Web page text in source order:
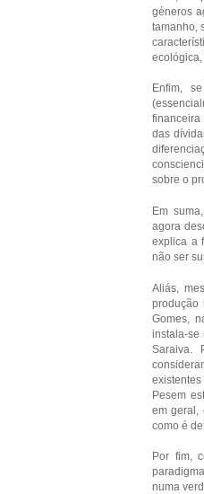
géneros
tamanho,
Enfim,
financeira
das
sobre o
Em
agora
explica a
não ser
Aliás,
produção
Gomes,
instala-se
Saraiva.
Pesem
em geral,
como é
Por fim,
numa